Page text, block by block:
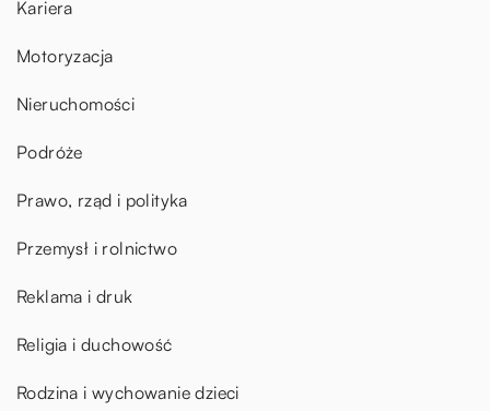
Kariera
Motoryzacja
Nieruchomości
Podróże
Prawo, rząd i polityka
Przemysł i rolnictwo
Reklama i druk
Religia i duchowość
Rodzina i wychowanie dzieci